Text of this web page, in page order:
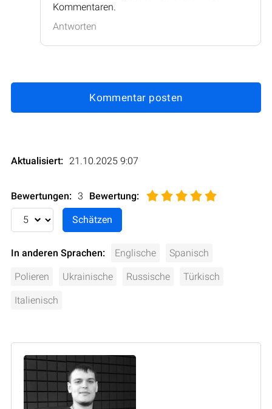
Kommentaren.
Antworten
Kommentar posten
Aktualisiert: 21.10.2025 9:07
Bewertungen: 3 Bewertung:
In anderen Sprachen: Englische Spanisch
Polieren Ukrainische Russische Türkisch
Italienisch